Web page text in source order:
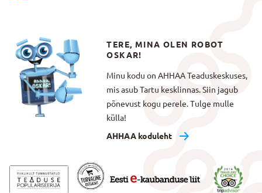
TERE, MINA OLEN ROBOT
OSKAR!
Minu kodu on AHHAA Teaduskeskuses,
mis asub Tartu kesklinnas. Siin jagub
põnevust kogu perele. Tulge mulle
külla!
AHHAA koduleht